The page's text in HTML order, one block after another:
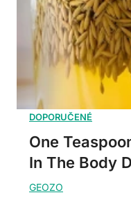
One
In The Body